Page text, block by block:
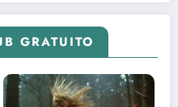
GRATUITO